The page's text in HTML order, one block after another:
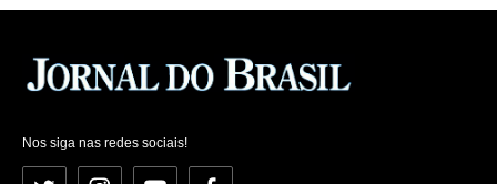
Nos siga nas redes sociais!